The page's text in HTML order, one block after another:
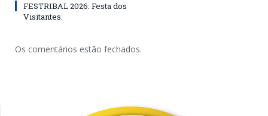
FESTRIBAL 2026: Festa dos
Visitantes.
Os comentários estão fechados.